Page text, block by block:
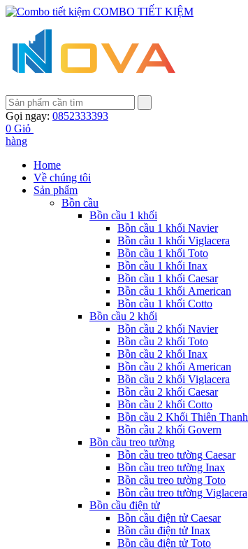
COMBO TIẾT KIỆM
Gọi ngay: 0852333393
0 Giỏ
hàng
Home
Về chúng tôi
Sản phẩm
Bồn cầu
Bồn cầu 1 khối
Bồn cầu 1 khối Navier
Bồn cầu 1 khối Viglacera
Bồn cầu 1 khối Toto
Bồn cầu 1 khối Inax
Bồn cầu 1 khối Caesar
Bồn cầu 1 khối American
Bồn cầu 1 khối Cotto
Bồn cầu 2 khối
Bồn cầu 2 khối Navier
Bồn cầu 2 khối Toto
Bồn cầu 2 khối Inax
Bồn cầu 2 khối American
Bồn cầu 2 khối Viglacera
Bồn cầu 2 khối Caesar
Bồn cầu 2 khối Cotto
Bồn cầu 2 Khối Thiên Thanh
Bồn cầu 2 khối Govern
Bồn cầu treo tường
Bồn cầu treo tường Caesar
Bồn cầu treo tường Inax
Bồn cầu treo tường Toto
Bồn cầu treo tường Viglacera
Bồn cầu điện tử
Bồn cầu điện tử Caesar
Bồn cầu điện tử Inax
Bồn cầu điện tử Toto